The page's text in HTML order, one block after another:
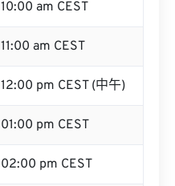
10:00 am CEST
11:00 am CEST
12:00 pm CEST (中午)
01:00 pm CEST
02:00 pm CEST